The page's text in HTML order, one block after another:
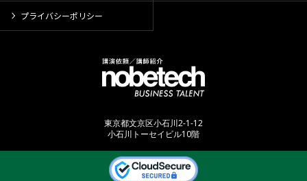
プライバシーポリシー
東京都文京区小石川2-1-12
小石川トーセイビル10階